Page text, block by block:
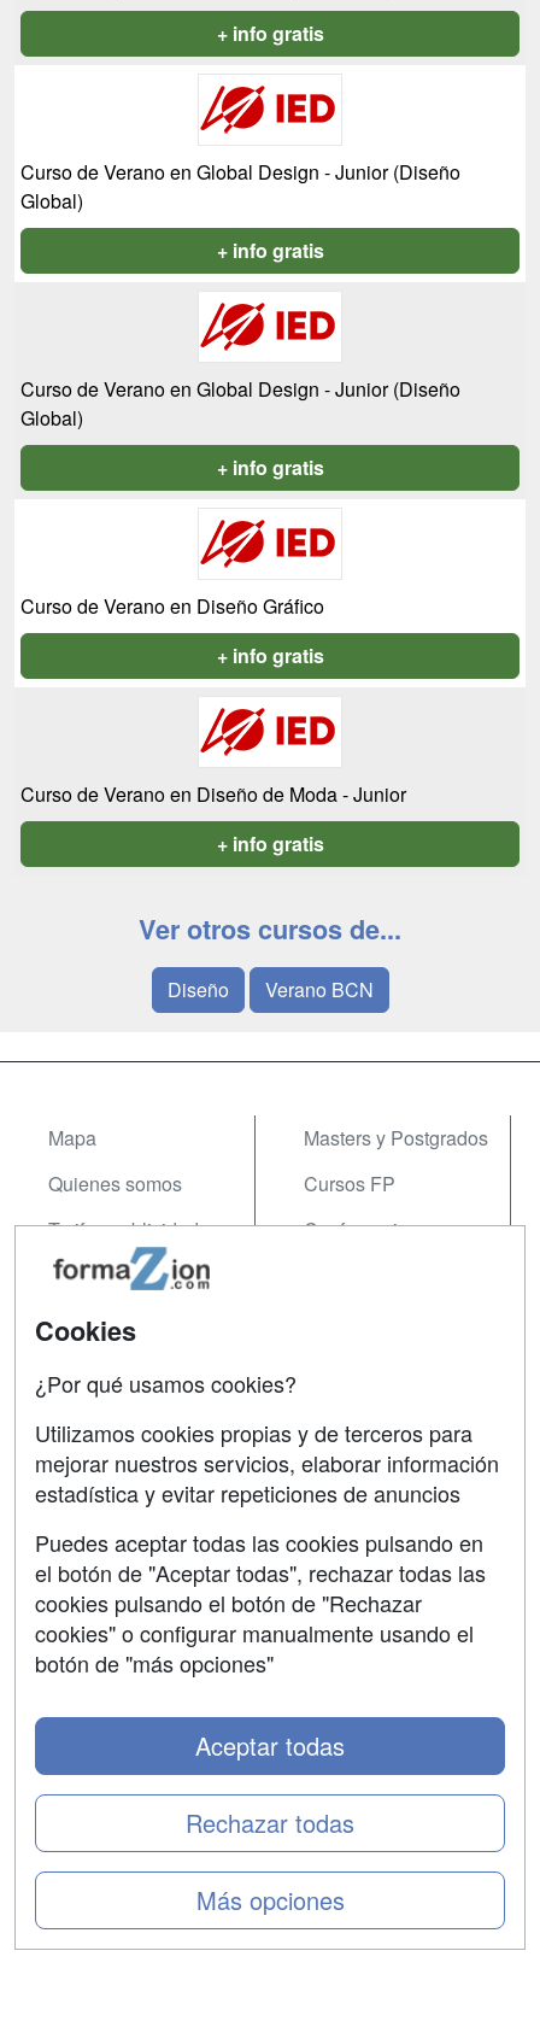
+ info gratis
Curso de Verano en Global Design - Junior (Diseño
Global)
+ info gratis
Curso de Verano en Global Design - Junior (Diseño
Global)
+ info gratis
Curso de Verano en Diseño Gráfico
+ info gratis
Curso de Verano en Diseño de Moda - Junior
+ info gratis
Ver otros cursos de...
Diseño Verano BCN
Mapa
Quienes somos
Tarifas publicidad
Acceso Usuarios
Acceso Centros
Masters y Postgrados
Cursos FP
Conferencias
Contactar
Confidencialidad
Aviso legal
Copyleft
Cookies
¿Por qué usamos cookies?
Utilizamos cookies propias y de terceros para
mejorar nuestros servicios, elaborar información
estadística y evitar repeticiones de anuncios
Puedes aceptar todas las cookies pulsando en
el botón de "Aceptar todas", rechazar todas las
cookies pulsando el botón de "Rechazar
cookies" o configurar manualmente usando el
botón de "más opciones"
Más opciones
Rechazar todas
Aceptar todas